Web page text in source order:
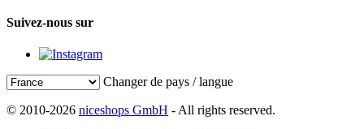
Suivez-nous sur
Changer de pays / langue
© 2010-2026 niceshops GmbH - All rights reserved.